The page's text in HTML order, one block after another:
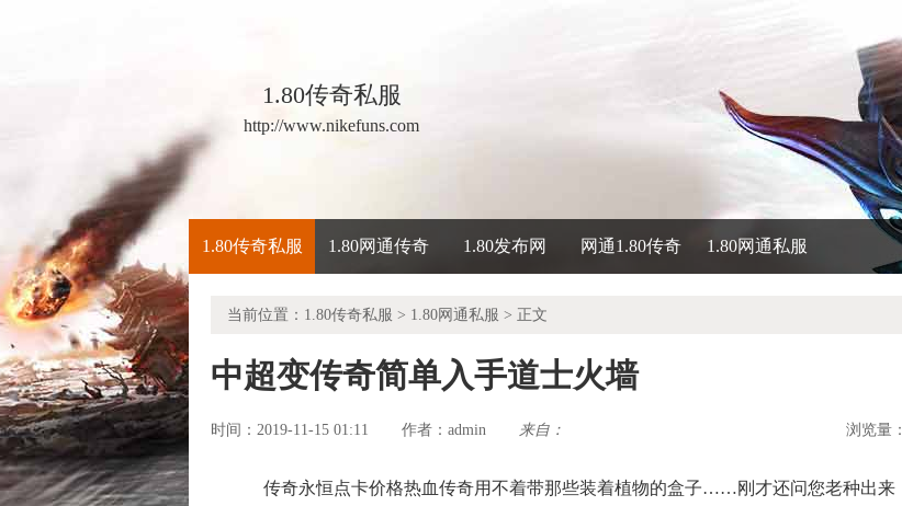
1.80传奇私服
http://www.nikefuns.com
1.80传奇私服 1.80网通传奇 1.80发布网 网通1.80传奇 1.80网通私服
当前位置： 1.80传奇私服 > 1.80网通私服 > 正文
中超变传奇简单入手道士火墙
时间：2019-11-15 01:11 作者： admin 来自： 浏览量：
传奇永恒点卡价格热血传奇用不着带那些装着植物的盒子……刚才还问您老种出来